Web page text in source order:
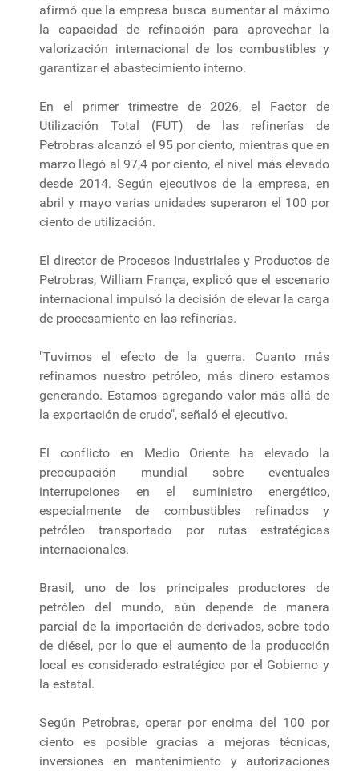
afirmó que la empresa busca aumentar al máximo
la capacidad de refinación para aprovechar la
valorización internacional de los combustibles y
garantizar el abastecimiento interno.
En el primer trimestre de 2026, el Factor de
Utilización Total (FUT) de las refinerías de
Petrobras alcanzó el 95 por ciento, mientras que en
marzo llegó al 97,4 por ciento, el nivel más elevado
desde 2014. Según ejecutivos de la empresa, en
abril y mayo varias unidades superaron el 100 por
ciento de utilización.
El director de Procesos Industriales y Productos de
Petrobras, William França, explicó que el escenario
internacional impulsó la decisión de elevar la carga
de procesamiento en las refinerías.
"Tuvimos el efecto de la guerra. Cuanto más
refinamos nuestro petróleo, más dinero estamos
generando. Estamos agregando valor más allá de
la exportación de crudo", señaló el ejecutivo.
El conflicto en Medio Oriente ha elevado la
preocupación mundial sobre eventuales
interrupciones en el suministro energético,
especialmente de combustibles refinados y
petróleo transportado por rutas estratégicas
internacionales.
Brasil, uno de los principales productores de
petróleo del mundo, aún depende de manera
parcial de la importación de derivados, sobre todo
de diésel, por lo que el aumento de la producción
local es considerado estratégico por el Gobierno y
la estatal.
Según Petrobras, operar por encima del 100 por
ciento es posible gracias a mejoras técnicas,
inversiones en mantenimiento y autorizaciones